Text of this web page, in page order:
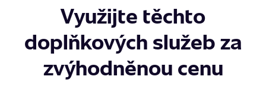
Využijte těchto
doplňkových služeb za
zvýhodněnou cenu